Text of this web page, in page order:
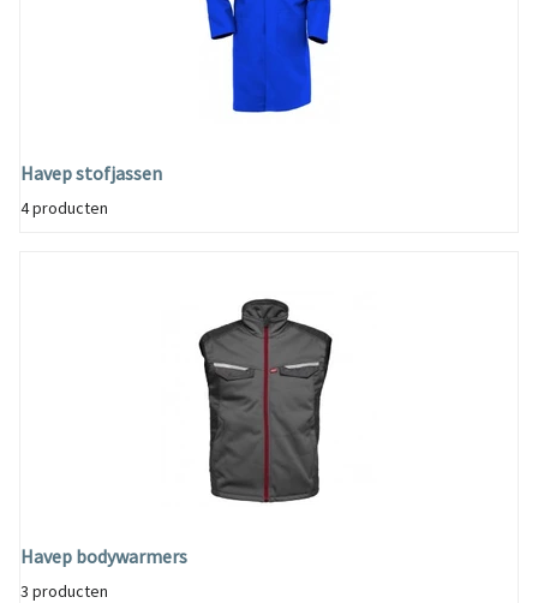
Havep stofjassen
4 producten
Havep bodywarmers
3 producten